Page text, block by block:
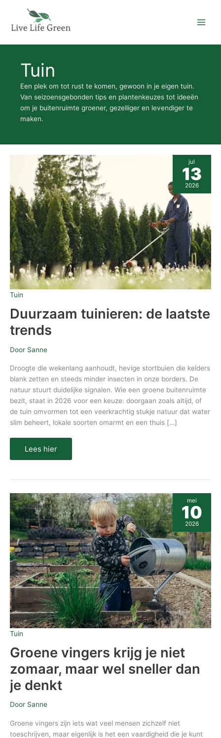
Tuin
Een plek om tot rust te komen, gewoon in je eigen tuin.
Van seizoensgebonden tips en plantenkeuzes tot ideeën
om je buitenruimte groener, gezelliger en levendiger te
maken.
Tuin
Duurzaam tuinieren: de laatste
trends
Door Sanne
Droogte die wekenlang aanhoudt, hevige stortbuien die kelders
blank zetten en steeds minder insecten in onze borders. De
natuur stuurt duidelijke signalen. Wie een groene buitenruimte
bezit, staat in 2026 voor een keuze: doorgaan zoals altijd, of
de tuin omvormen tot een veerkrachtig stukje natuur dat water
slim beheert, lokale soorten omarmt en een thuis […]
Duurzaam
tuinieren:
laatste
trends
Lees hier
jul
13
2026
Tuin
Groene vingers krijg je niet
zomaar, maar wel sneller dan
je denkt
Door Sanne
Groene vingers zijn iets wat veel mensen zichzelf niet
toeschrijven, maar eigenlijk is het een vaardigheid die je kunt
Groene
vingers
krijg
je
niet
zomaar,
maar
wel
sneller
dan
je
denkt
mei
10
2026